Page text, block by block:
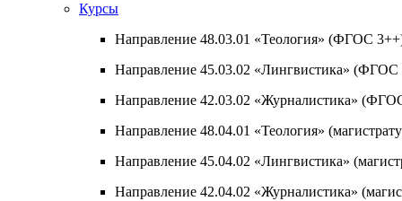
Курсы
Направление 48.03.01 «Теология» (ФГОС
Направление 45.03.02 «Лингвистика» (ФГОС
Направление 42.03.02 «Журналистика»
Направление 48.04.01 «Теология»
Направление 45.04.02 «Лингвистика»
Направление 42.04.02 «Журналистика»